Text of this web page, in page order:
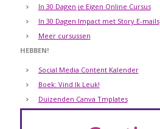
In 30 Dagen je Eigen Online Cursus
In 30 Dagen Impact met Story E-mails
Meer cursussen
HEBBEN!
Social Media Content Kalender
Boek: Vind Ik Leuk!
Duizenden Canva Tmplates